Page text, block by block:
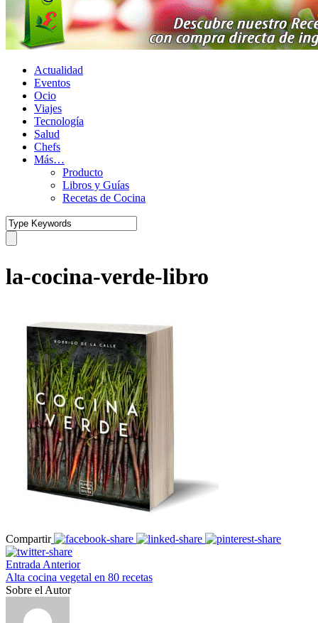
Actualidad
Eventos
Ocio
Viajes
Tecnología
Salud
Chefs
Más…
Producto
Libros y Guías
Recetas de Cocina
la-cocina-verde-libro
Compartir
Entrada Anterior
Alta cocina vegetal en 80 recetas
Sobre el Autor